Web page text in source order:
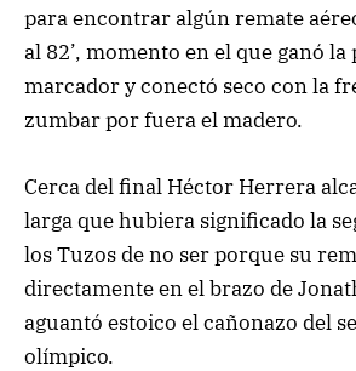
para encontrar algún remate
al 82’, momento en el que ganó la
marcador y conectó seco con la
zumbar por fuera el madero.
Cerca del final Héctor Herrera
larga que hubiera significado la
los Tuzos de no ser porque su
directamente en el brazo de
aguantó estoico el cañonazo del
olímpico.